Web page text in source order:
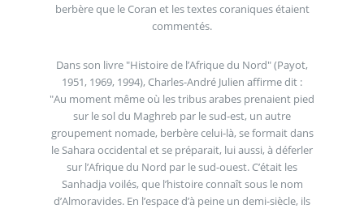
berbère que le Coran et les textes coraniques étaient
commentés.
Dans son livre "Histoire de l’Afrique du Nord" (Payot,
1951, 1969, 1994), Charles-André Julien affirme dit :
"Au moment même où les tribus arabes prenaient pied
sur le sol du Maghreb par le sud-est, un autre
groupement nomade, berbère celui-là, se formait dans
le Sahara occidental et se préparait, lui aussi, à déferler
sur l’Afrique du Nord par le sud-ouest. C’était les
Sanhadja voilés, que l’histoire connaît sous le nom
d’Almoravides. En l’espace d’à peine un demi-siècle, ils